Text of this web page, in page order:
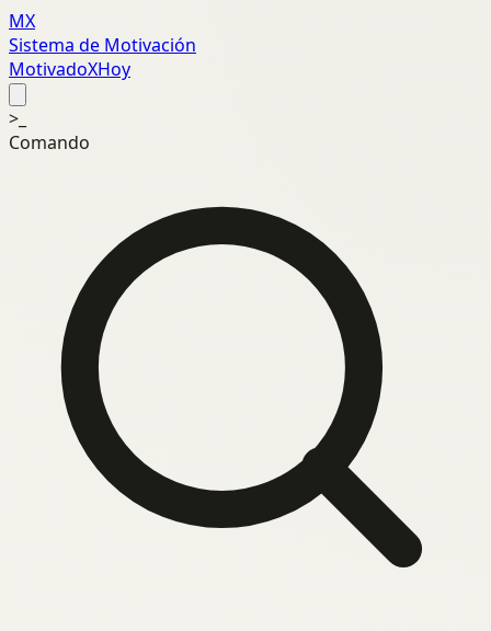
MX
Sistema de Motivación
MotivadoXHoy
>_
Comando